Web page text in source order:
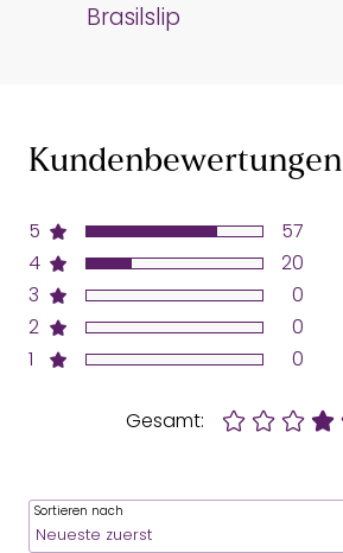
Brasilslip
Kundenbewertungen
5
4
3
2
1
57
20
0
0
0
Gesamt:
Sortieren nach